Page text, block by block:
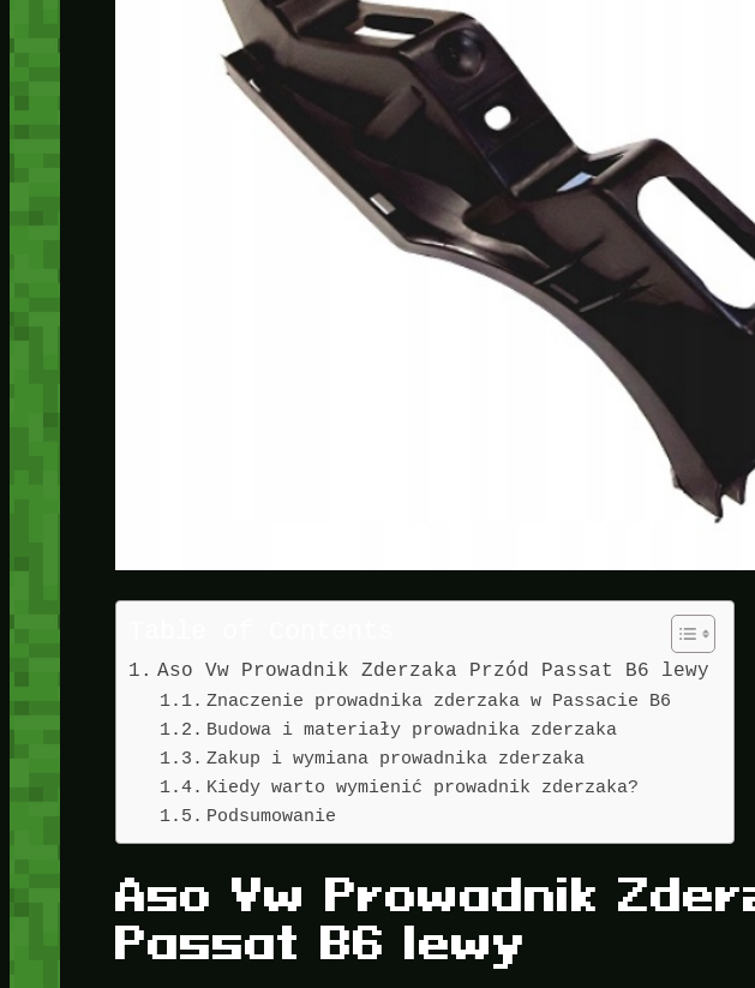
Aso Vw Prowadnik Zderzaka Przód Passat B6 lewy
Znaczenie prowadnika zderzaka w Passacie B6
Budowa i materiały prowadnika zderzaka
Zakup i wymiana prowadnika zderzaka
Kiedy warto wymienić prowadnik zderzaka?
Podsumowanie
Aso Vw Prowadnik
Passat B6 lewy